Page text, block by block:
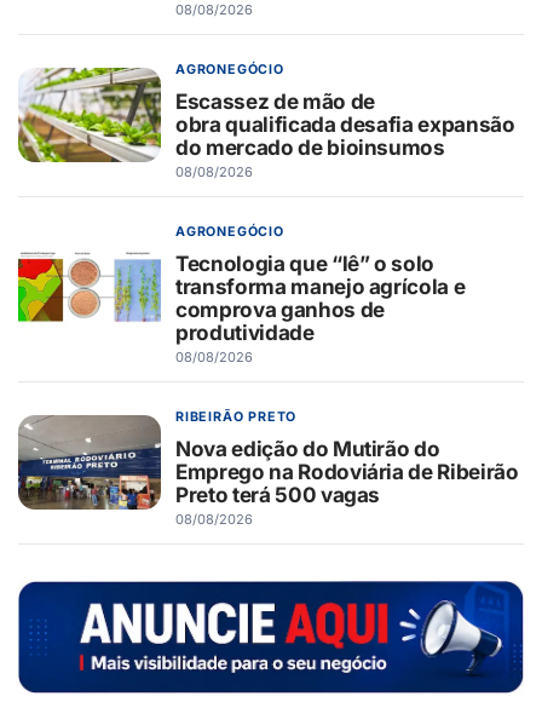
08/08/2026
AGRONEGÓCIO
Escassez de mão de
obra qualificada desafia expansão
do mercado de bioinsumos
08/08/2026
AGRONEGÓCIO
Tecnologia que “lê” o solo
transforma manejo agrícola e
comprova ganhos de
produtividade
08/08/2026
RIBEIRÃO PRETO
Nova edição do Mutirão do
Emprego na Rodoviária de Ribeirão
Preto terá 500 vagas
08/08/2026